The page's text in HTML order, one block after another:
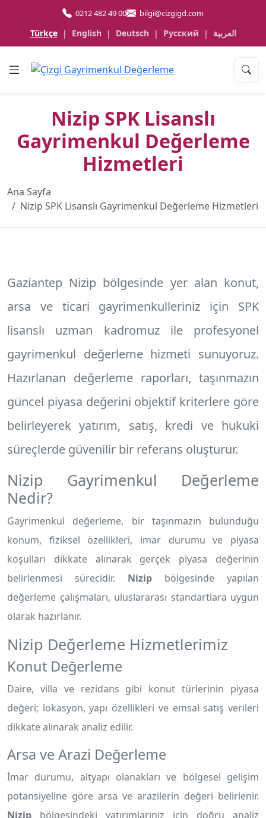
0212 482 49 00 bilgi@cizgigd.com
Türkçe | English | Deutsch | Русский | العربية
Nizip SPK Lisanslı
Gayrimenkul Değerleme
Hizmetleri
Ana Sayfa
Nizip SPK Lisanslı Gayrimenkul Değerleme Hizmetleri
Gaziantep Nizip bölgesinde yer alan konut,
arsa ve ticari gayrimenkulleriniz için SPK
lisanslı uzman kadromuz ile profesyonel
gayrimenkul değerleme hizmeti sunuyoruz.
Hazırlanan değerleme raporları, taşınmazın
güncel piyasa değerini objektif kriterlere göre
belirleyerek yatırım, satış, kredi ve hukuki
süreçlerde güvenilir bir referans oluşturur.
Nizip Gayrimenkul Değerleme
Nedir?
Gayrimenkul değerleme, bir taşınmazın bulunduğu
konum, fiziksel özellikleri, imar durumu ve piyasa
koşulları dikkate alınarak gerçek piyasa değerinin
belirlenmesi sürecidir. Nizip bölgesinde yapılan
değerleme çalışmaları, uluslararası standartlara uygun
olarak hazırlanır.
Nizip Değerleme Hizmetlerimiz
Konut Değerleme
Daire, villa ve rezidans gibi konut türlerinin piyasa
değeri; lokasyon, yapı özellikleri ve emsal satış verileri
dikkate alınarak analiz edilir.
Arsa ve Arazi Değerleme
İmar durumu, altyapı olanakları ve bölgesel gelişim
potansiyeline göre arsa ve arazilerin değeri belirlenir.
Nizip bölgesindeki yatırımlarınız için doğru analiz